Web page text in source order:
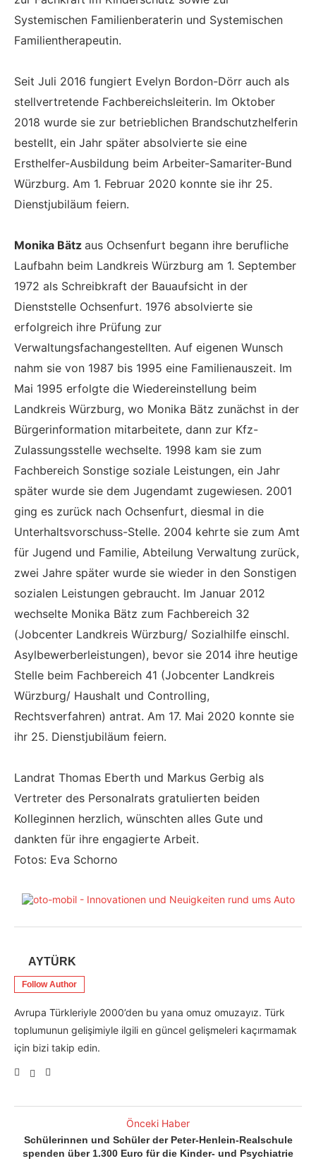
Systemischen Familienberaterin und Systemischen
Familientherapeutin.
Seit Juli 2016 fungiert Evelyn Bordon-Dörr auch als
stellvertretende Fachbereichsleiterin. Im Oktober
2018 wurde sie zur betrieblichen Brandschutzhelferin
bestellt, ein Jahr später absolvierte sie eine
Ersthelfer-Ausbildung beim Arbeiter-Samariter-Bund
Würzburg. Am 1. Februar 2020 konnte sie ihr 25.
Dienstjubiläum feiern.
Monika Bätz aus Ochsenfurt begann ihre berufliche
Laufbahn beim Landkreis Würzburg am 1. September
1972 als Schreibkraft der Bauaufsicht in der
Dienststelle Ochsenfurt. 1976 absolvierte sie
erfolgreich ihre Prüfung zur
Verwaltungsfachangestellten. Auf eigenen Wunsch
nahm sie von 1987 bis 1995 eine Familienauszeit. Im
Mai 1995 erfolgte die Wiedereinstellung beim
Landkreis Würzburg, wo Monika Bätz zunächst in der
Bürgerinformation mitarbeitete, dann zur Kfz-
Zulassungsstelle wechselte. 1998 kam sie zum
Fachbereich Sonstige soziale Leistungen, ein Jahr
später wurde sie dem Jugendamt zugewiesen. 2001
ging es zurück nach Ochsenfurt, diesmal in die
Unterhaltsvorschuss-Stelle. 2004 kehrte sie zum Amt
für Jugend und Familie, Abteilung Verwaltung zurück,
zwei Jahre später wurde sie wieder in den Sonstigen
sozialen Leistungen gebraucht. Im Januar 2012
wechselte Monika Bätz zum Fachbereich 32
(Jobcenter Landkreis Würzburg/ Sozialhilfe einschl.
Asylbewerberleistungen), bevor sie 2014 ihre heutige
Stelle beim Fachbereich 41 (Jobcenter Landkreis
Würzburg/ Haushalt und Controlling,
Rechtsverfahren) antrat. Am 17. Mai 2020 konnte sie
ihr 25. Dienstjubiläum feiern.
Landrat Thomas Eberth und Markus Gerbig als
Vertreter des Personalrats gratulierten beiden
Kolleginnen herzlich, wünschten alles Gute und
dankten für ihre engagierte Arbeit.
Fotos: Eva Schorno
AYTÜRK
Follow Author
Avrupa Türkleriyle 2000’den bu yana omuz omuzayız. Türk
toplumunun gelişimiyle ilgili en güncel gelişmeleri kaçırmamak
için bizi takip edin.
Önceki Haber
Schülerinnen und Schüler der Peter-Henlein-Realschule
spenden über 1.300 Euro für die Kinder- und Psychiatrie